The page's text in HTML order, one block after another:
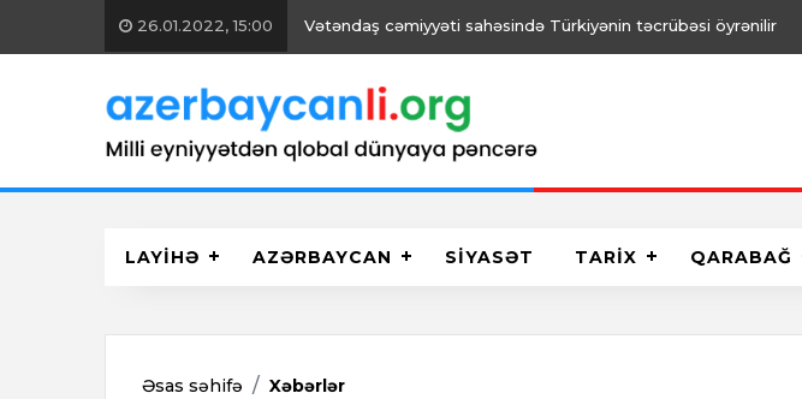
26.01.2022, 15:00 Vətəndaş cəmiyyəti sahəsində Türkiyənin təcrübəsi öyrənilir
LAYİHƏ AZƏRBAYCAN SİYASƏT TARİX QARABAĞ
Əsas səhifə Xəbərlər